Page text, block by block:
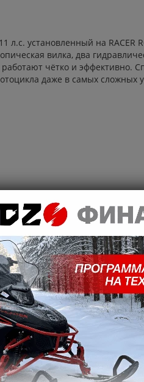
установленный на RACER
вилка, два
чётко и эффективно.
даже в самых сложных